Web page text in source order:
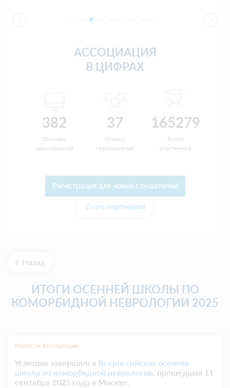
АССОЦИАЦИЯ
В ЦИФРАХ
382
Онлайн
мероприятий
37
Очных
мероприятий
165279
Всего
участников
Регистрация для новых слушателей
Стать партнером
Назад
ИТОГИ ОСЕННЕЙ ШКОЛЫ ПО
КОМОРБИДНОЙ НЕВРОЛОГИИ 2025
Новости Ассоциации
Успешно завершился Всероссийская осенняя
школа по коморбидной неврологии, прошедшая 11
сентября 2025 года в Москве.